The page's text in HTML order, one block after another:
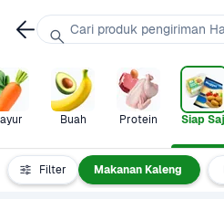
Buah Protein Siap
Filter
Beku Makanan Kaleng
Cari produk pengiriman